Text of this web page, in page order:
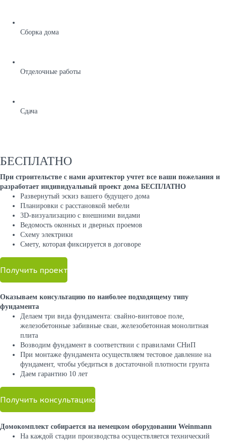
Сборка дома
Отделочные работы
Сдача
БЕСПЛАТНО
При строительстве с нами архитектор учтет все ваши пожелания и
разработает индивидуальный проект дома БЕСПЛАТНО
Развернутый эскиз вашего будущего дома
Планировки с расстановкой мебели
3D-визуализацию с внешними видами
Ведомость оконных и дверных проемов
Cхему электрики
Cмету, которая фиксируется в договоре
Получить проект
Оказываем консультацию по наиболее подходящему типу
фундамента
Делаем три вида фундамента: свайно-винтовое поле,
железобетонные забивные сваи, железобетонная монолитная
плита
Возводим фундамент в соответствии с правилами СНиП
При монтаже фундамента осуществляем тестовое давление на
фундамент, чтобы убедиться в достаточной плотности грунта
Даем гарантию 10 лет
Получить консультацию
Домокомплект собирается на немецком оборудовании Weinmann
На каждой стадии производства осуществляется технический